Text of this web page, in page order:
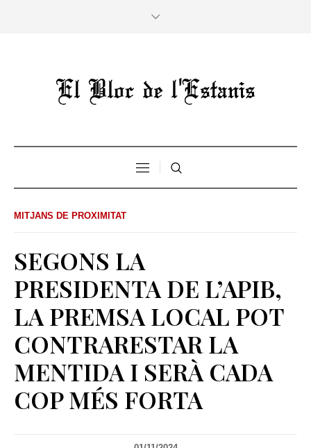
MITJANS DE PROXIMITAT
SEGONS LA
PRESIDENTA DE L’APIB,
LA PREMSA LOCAL POT
CONTRARESTAR LA
MENTIDA I SERÀ CADA
COP MÉS FORTA